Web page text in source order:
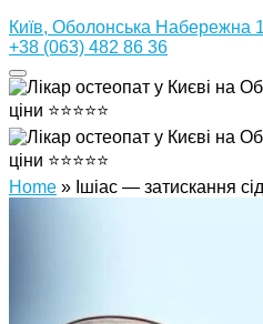
Київ, Оболонська Набережна 1
+38 (063) 482 86 36
Home » Ішіас — затискання